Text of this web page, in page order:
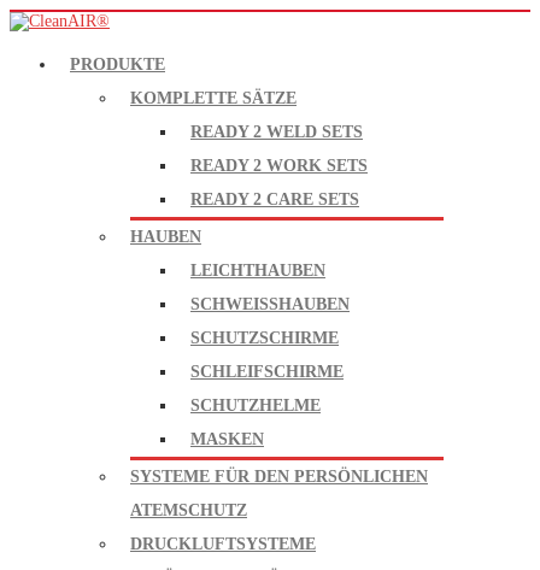
PRODUKTE
KOMPLETTE SÄTZE
READY 2 WELD SETS
READY 2 WORK SETS
READY 2 CARE SETS
HAUBEN
LEICHTHAUBEN
SCHWEISSHAUBEN
SCHUTZSCHIRME
SCHLEIFSCHIRME
SCHUTZHELME
MASKEN
SYSTEME FÜR DEN PERSÖNLICHEN
ATEMSCHUTZ
DRUCKLUFTSYSTEME